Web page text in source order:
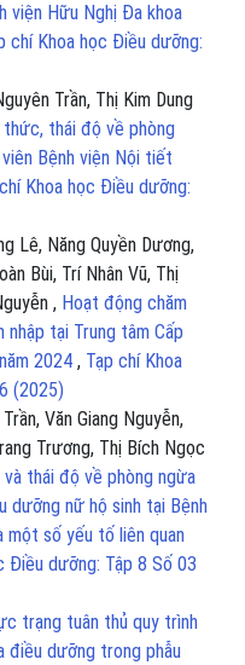
viện Hữu Nghị Đa khoa
chí Khoa học Điều dưỡng:
Trần, Thị Kim Dung
thức, thái độ về phòng
Bệnh viện Nội tiết
Khoa học Điều dưỡng:
Lê, Năng Quyền Dương,
Bùi, Trí Nhân Vũ, Thị
, Hoạt động chăm
tại Trung tâm Cấp
2024 , Tạp chí Khoa
(2025)
Văn Giang Nguyễn,
Trương, Thị Bích Ngọc
thái độ về phòng ngừa
dưỡng nữ hộ sinh tại Bệnh
một số yếu tố liên quan
Điều dưỡng: Tập 8 Số 03
trạng tuân thủ quy trình
điều dưỡng trong phẫu